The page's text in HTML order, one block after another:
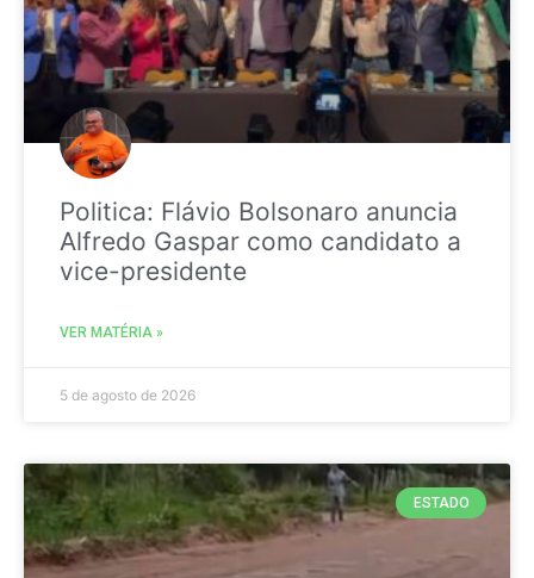
Politica: Flávio Bolsonaro anuncia
Alfredo Gaspar como candidato a
vice-presidente
VER MATÉRIA »
5 de agosto de 2026
ESTADO